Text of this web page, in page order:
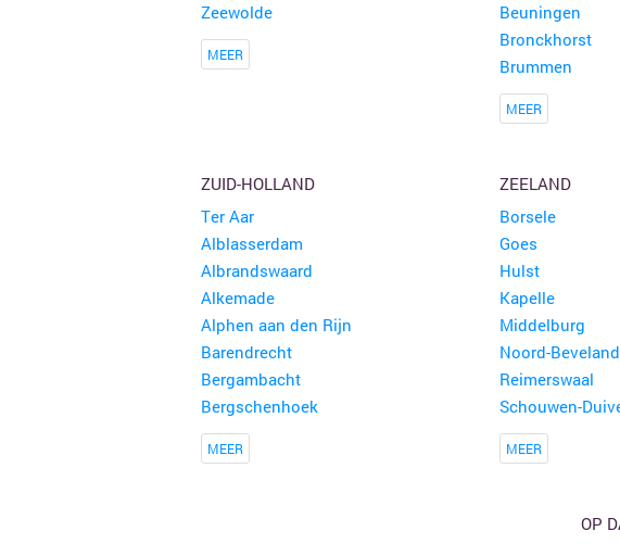
Zeewolde
MEER
Beuningen
Bronckhorst
Brummen
MEER
ZUID-HOLLAND
Ter Aar
Alblasserdam
Albrandswaard
Alkemade
Alphen aan den Rijn
Barendrecht
Bergambacht
Bergschenhoek
MEER
ZEELAND
Borsele
Goes
Hulst
Kapelle
Middelburg
Noord-Beveland
Reimerswaal
Schouwen-
MEER
OP